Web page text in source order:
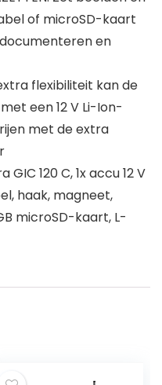
of microSD-kaart
en
extra flexibiliteit kan de
een 12 V Li-Ion-
met de extra
GIC 120 C, 1x accu 12 V
haak, magneet,
microSD-kaart, L-